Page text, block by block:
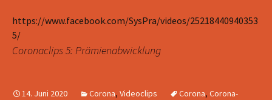
https://www.facebook.com/SysPra/videos/25218440940353
5/
Coronaclips 5: Prämienabwicklung
14. Juni 2020 Corona, Videoclips Corona, Corona-